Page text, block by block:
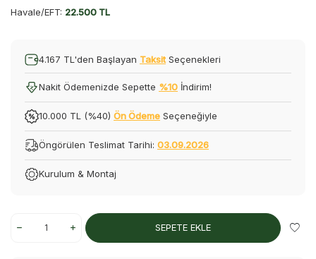
Havale/EFT: 22.500 TL
4.167 TL'den Başlayan Taksit Seçenekleri
Nakit Ödemenizde Sepette %10 İndirim!
10.000 TL (%40) Ön Ödeme Seçeneğiyle
Öngörülen Teslimat Tarihi: 03.09.2026
Kurulum & Montaj
SEPETE EKLE